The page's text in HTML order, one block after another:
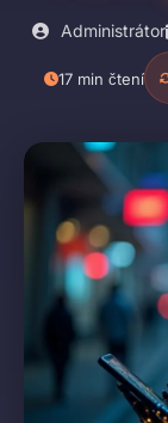
Administrátor
17 min čtení